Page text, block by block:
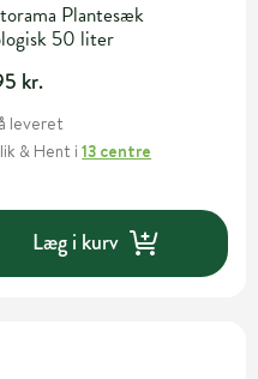
Plantesæk
50 liter
kr.
leveret
& Hent i13 centre
Læg i kurv